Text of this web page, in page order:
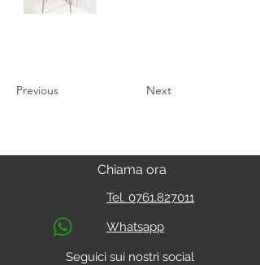
Previous Next
Chiama ora
Tel. 0761.827011
Whatsapp
Seguici sui nostri social